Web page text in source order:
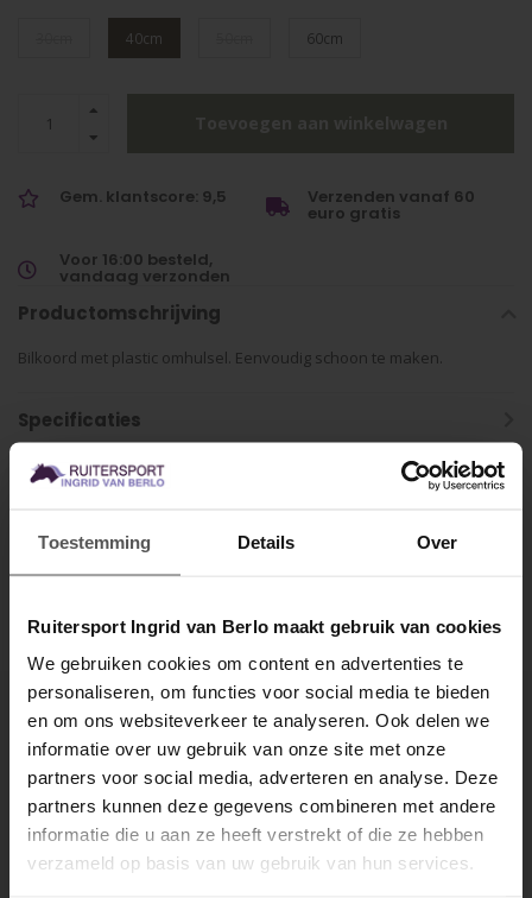
Toestemming Details Over
Ruitersport Ingrid van Berlo maakt gebruik van cookies
We gebruiken cookies om content en advertenties te
personaliseren, om functies voor social media te bieden
en om ons websiteverkeer te analyseren. Ook delen we
informatie over uw gebruik van onze site met onze
partners voor social media, adverteren en analyse. Deze
partners kunnen deze gegevens combineren met andere
informatie die u aan ze heeft verstrekt of die ze hebben
verzameld op basis van uw gebruik van hun services.
40cm 60cm
Gem. klantscore: 9,5 Verzenden vanaf 60
euro gratis
Voor 16:00 besteld,
vandaag verzonden
Productomschrijving
Bilkoord met plastic omhulsel. Eenvoudig schoon te maken.
Specificaties
Gerelateerde producten
Abonneer je op onze nieuwsbrief
Blijf op de hoogte over onze laatste acties
Abonneer
MELD JE AAN VOOR
10% KORTING
.